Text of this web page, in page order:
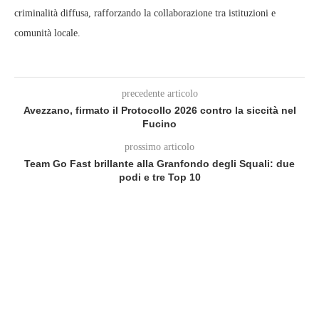
criminalità diffusa, rafforzando la collaborazione tra istituzioni e
comunità locale.
precedente articolo
Avezzano, firmato il Protocollo 2026 contro la siccità nel
Fucino
prossimo articolo
Team Go Fast brillante alla Granfondo degli Squali: due
podi e tre Top 10